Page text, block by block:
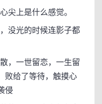
上是什么感觉。
没光的时候连影子都
，一世留恋，一生留
败给了等待，触摸心
侵